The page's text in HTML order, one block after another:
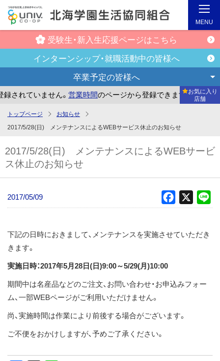
コ
ン
テ
受験生・新入生応援ページはこちら
インターンシップ・就職活動中の皆様へ
卒業予定の皆様へ
れていません。営業時間のページから登録できます。 ま
お気に入り
店舗
MENU
トップページ
お知らせ
2017/5/28(日) メンテナンスによるWEBサービス休止のお知らせ
2017/5/28(日) メンテナンスによるWEBサービ
ス休止のお知らせ
2017/05/09 Facebook
下記の日時におきまして、メンテナンスを実施させていただき
きます。
実施日時：2017年5月28日(日)9:00～5/29(月)10:00
期間中は名産品などのご注文、お問い合わせ・お申込みフォー
ム、一部WEBページがご利用いただけません。
尚、実施時間は作業により前後する場合がございます。
ご不便をおかけしますが、予めご了承ください。